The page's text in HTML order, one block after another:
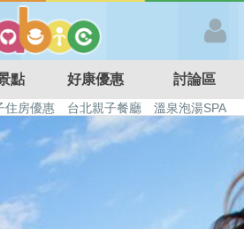
點 好康優惠 討論區
住房優惠 台北親子餐廳
溫泉泡湯SPA
日本親子景點